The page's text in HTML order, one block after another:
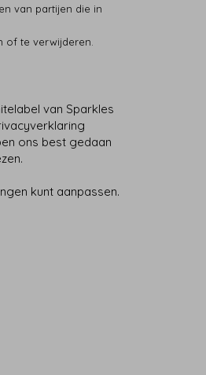
van partijen die in
of te verwijderen.
van Sparkles
ons best gedaan
kunt aanpassen.